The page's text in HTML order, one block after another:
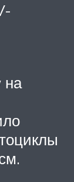
на